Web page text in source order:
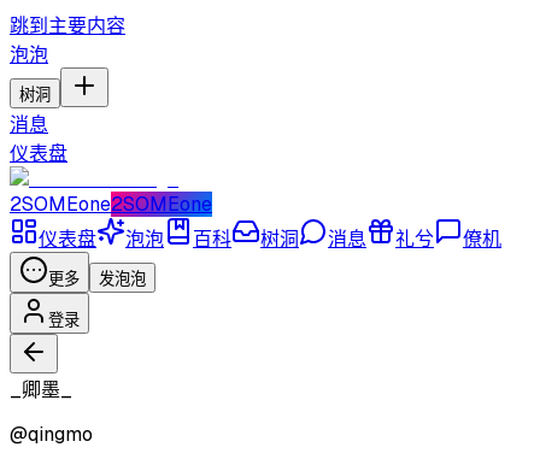
跳到主要内容
泡泡
树洞
消息
仪表盘
2SOMEone2SOMEone
仪表盘
泡泡 百科 树洞 消息 礼兮 僚机
更多 发泡泡
登录
_卿墨_
@qingmo